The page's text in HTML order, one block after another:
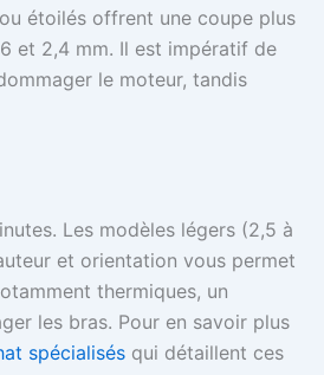
étoilés offrent une coupe plus
et 2,4 mm. Il est impératif de
le moteur, tandis
Les modèles légers (2,5 à
et orientation vous permet
thermiques, un
les bras. Pour en savoir plus
spécialisés qui détaillent ces